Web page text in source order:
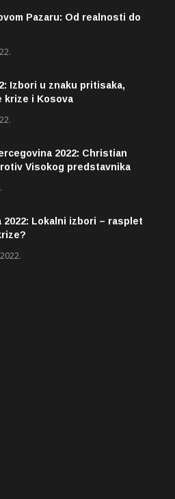
Pazaru: Od realnosti do
Izbori u znaku pritisaka,
krize i Kosova
2022: Christian
Visokog predstavnika
2022: Lokalni izbori – rasplet